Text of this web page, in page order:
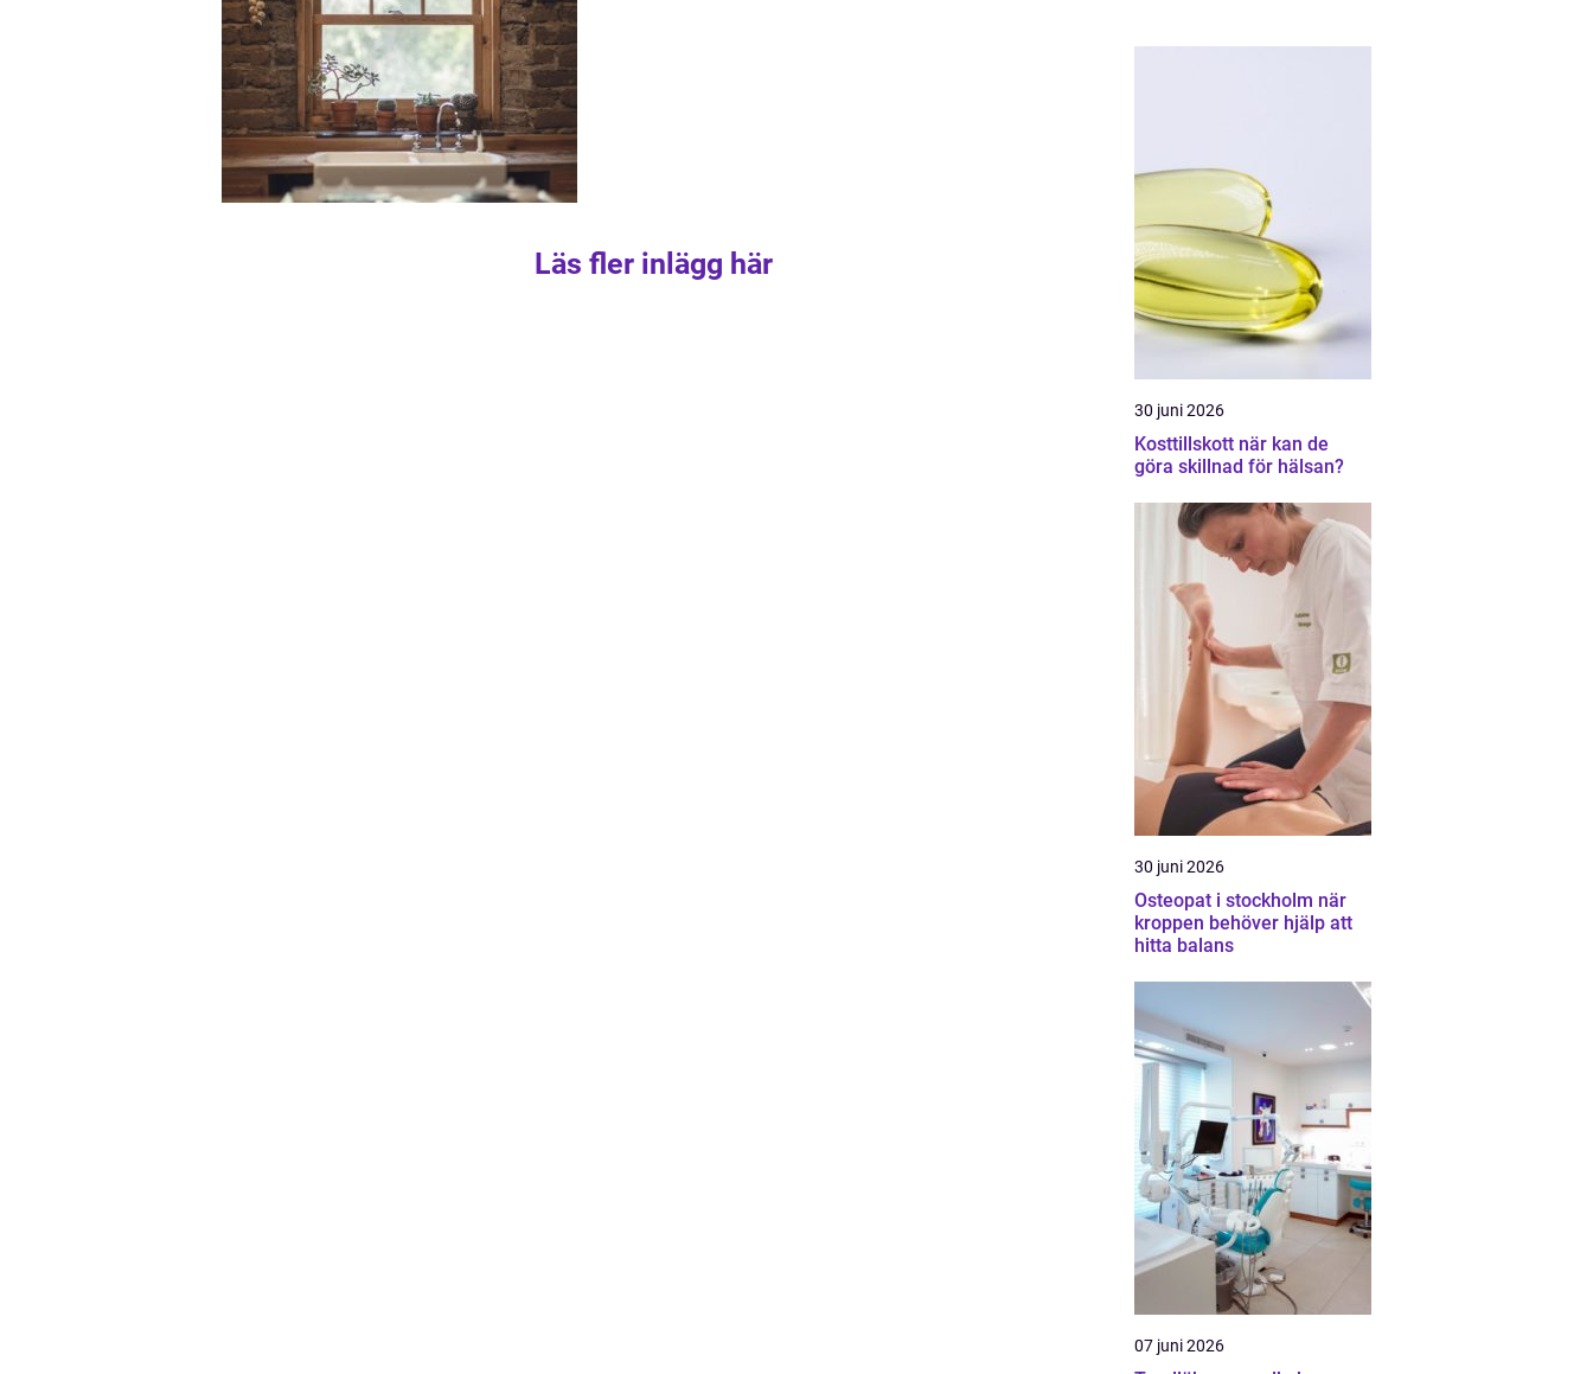
Läs fler inlägg här
30 juni 2026
Kosttillskott när kan de
göra skillnad för hälsan?
30 juni 2026
Osteopat i stockholm när
kroppen behöver hjälp att
hitta balans
07 juni 2026